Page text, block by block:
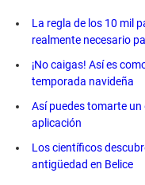
La regla de los 10 mil
realmente necesario
¡No caigas! Así es
temporada navideña
Así puedes tomarte
aplicación
Los científicos
antigüedad en Belice